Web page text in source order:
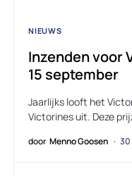
NIEUWS
Inzenden voor
15 september
Jaarlijks looft het
Victorines uit. Deze
door Menno Goosen 30